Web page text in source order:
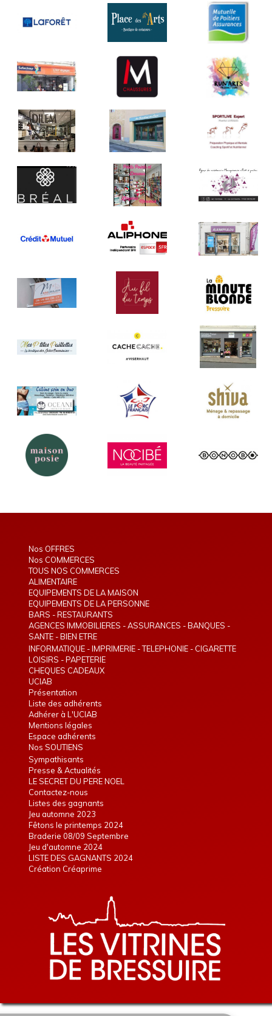
Nos OFFRES
Nos COMMERCES
TOUS NOS COMMERCES
ALIMENTAIRE
EQUIPEMENTS DE LA MAISON
EQUIPEMENTS DE LA PERSONNE
BARS - RESTAURANTS
AGENCES IMMOBILIERES - ASSURANCES - BANQUES -
TELEPHONIE - INTERIM
SANTE - BIEN ETRE
INFORMATIQUE - IMPRIMERIE - TELEPHONIE - CIGARETTE
ELECTRONIQUE
LOISIRS - PAPETERIE
CHEQUES CADEAUX
UCIAB
Présentation
Liste des adhérents
Adhérer à L'UCIAB
Mentions légales
Espace adhérents
Nos SOUTIENS
Sympathisants
Presse & Actualités
LE SECRET DU PERE NOEL
Contactez-nous
Listes des gagnants
Jeu automne 2023
Fêtons le printemps 2024
Braderie 08/09 Septembre
Jeu d'automne 2024
LISTE DES GAGNANTS 2024
Création Créaprime